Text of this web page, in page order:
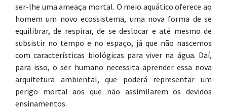
ser-lhe uma ameaça mortal. O meio aquático oferece ao
homem um novo ecossistema, uma nova forma de se
equilibrar, de respirar, de se deslocar e até mesmo de
subsistir no tempo e no espaço, já que não nascemos
com características biológicas para viver na água. Daí,
para isso, o ser humano necessita aprender essa nova
arquitetura ambiental, que poderá representar um
perigo mortal aos que não assimilarem os devidos
ensinamentos.